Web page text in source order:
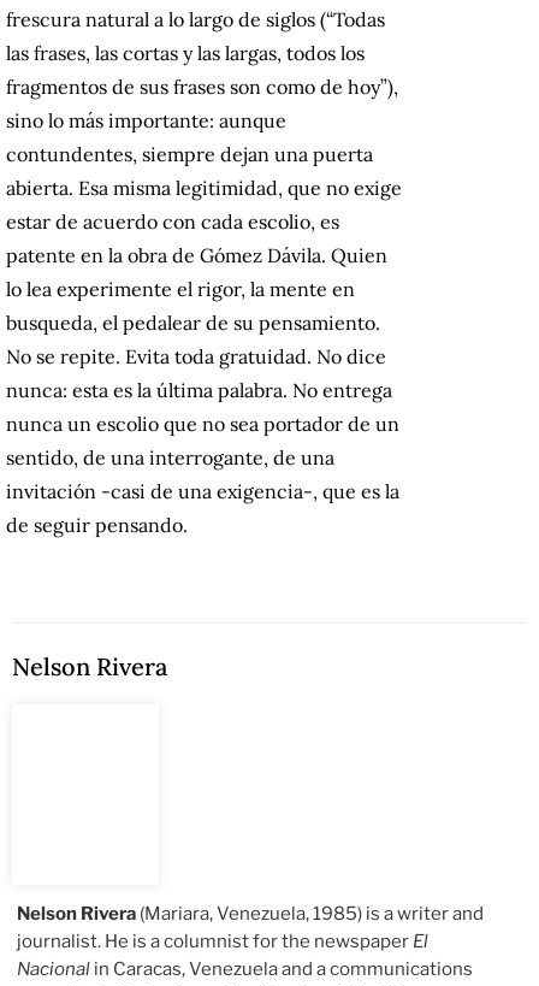
frescura natural a lo largo de siglos (“Todas
las frases, las cortas y las largas, todos los
fragmentos de sus frases son como de hoy”),
sino lo más importante: aunque
contundentes, siempre dejan una puerta
abierta. Esa misma legitimidad, que no exige
estar de acuerdo con cada escolio, es
patente en la obra de Gómez Dávila. Quien
lo lea experimente el rigor, la mente en
busqueda, el pedalear de su pensamiento.
No se repite. Evita toda gratuidad. No dice
nunca: esta es la última palabra. No entrega
nunca un escolio que no sea portador de un
sentido, de una interrogante, de una
invitación -casi de una exigencia-, que es la
de seguir pensando.
Nelson Rivera
Nelson Rivera (Mariara, Venezuela, 1985) is a writer and
journalist. He is a columnist for the newspaper El
Nacional in Caracas, Venezuela and a communications